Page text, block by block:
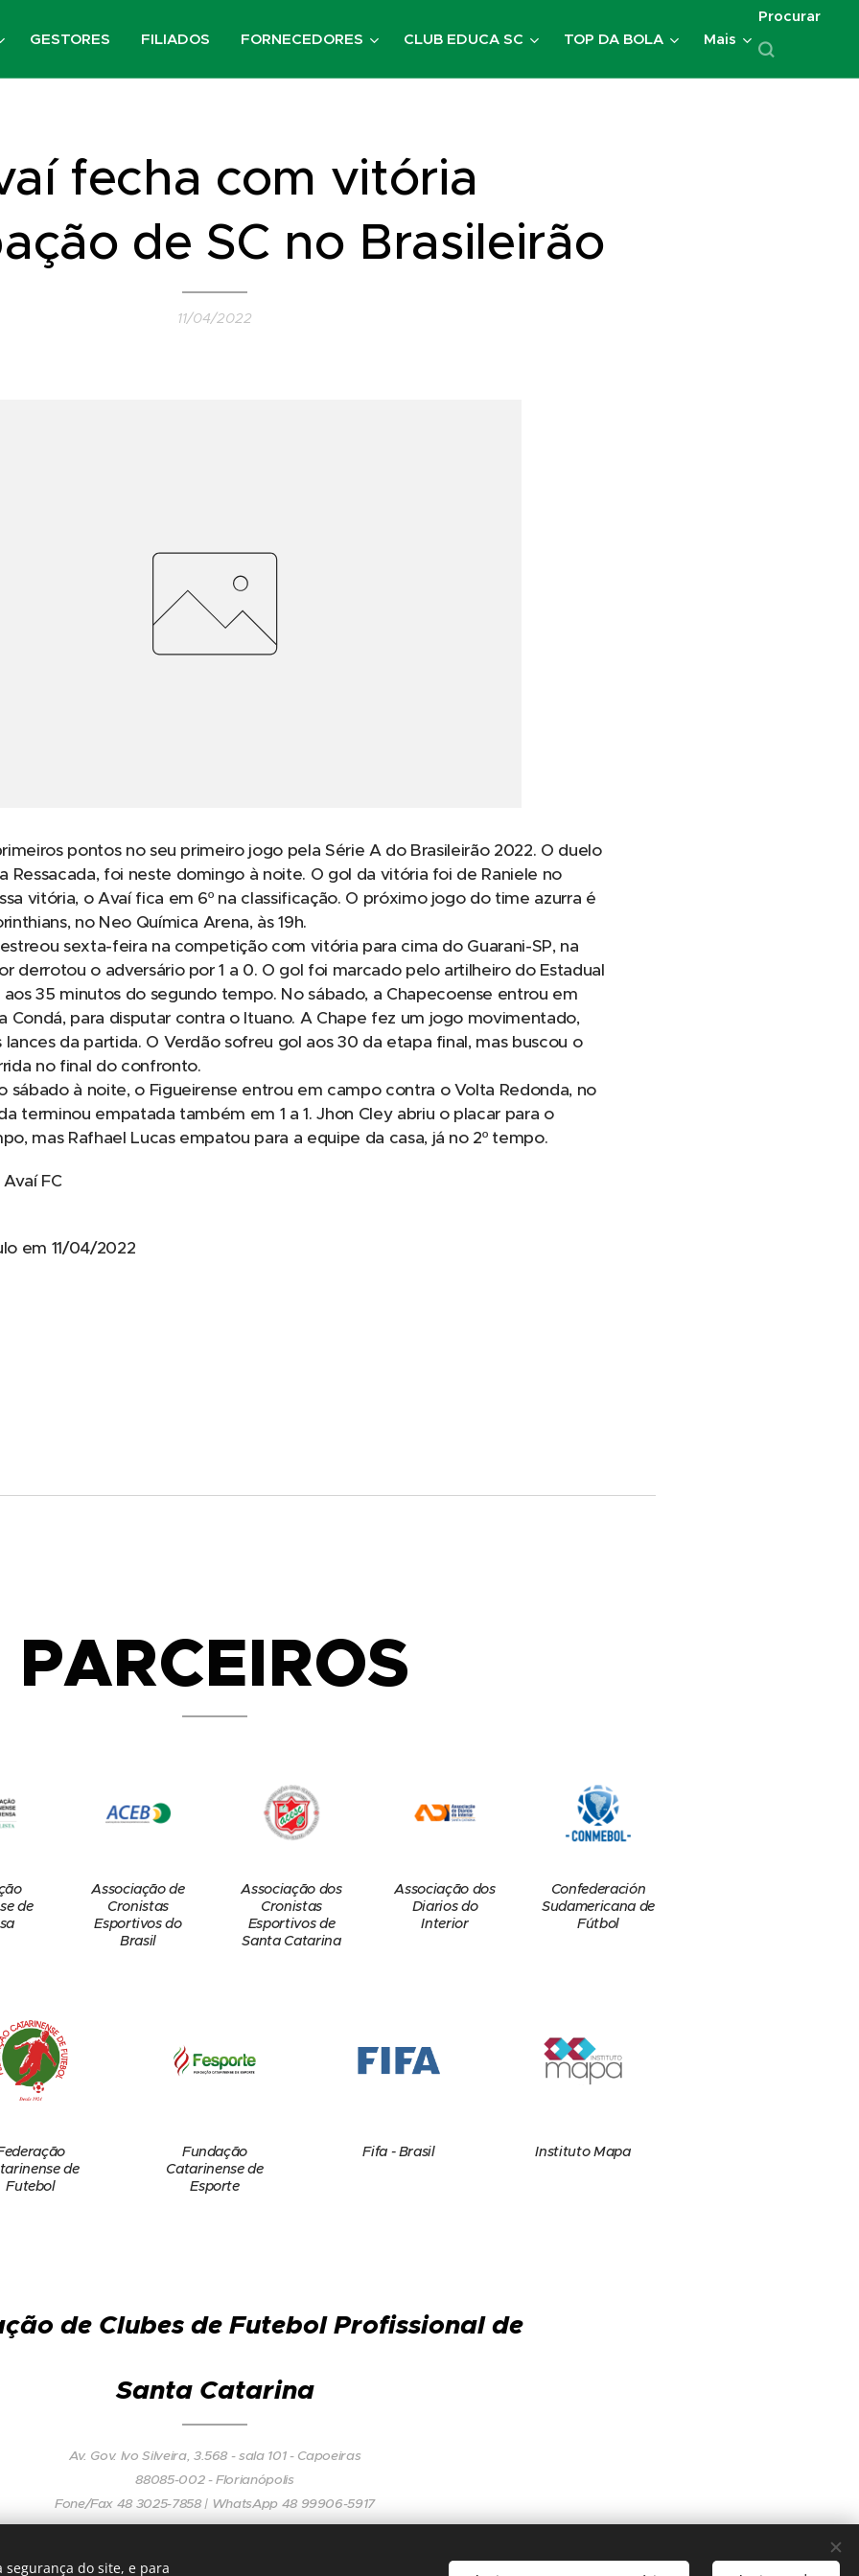
GESTORES FILIADOS FORNECEDORES CLUB EDUCA SC TOP DA BOLA Mais
Procurar
fecha com vitória
de SC no Brasileirão
11/04/2022
pontos no seu primeiro jogo pela Série A do Brasileirão 2022. O duelo
Ressacada, foi neste domingo à noite. O gol da vitória foi de Raniele no
vitória, o Avaí fica em 6º na classificação. O próximo jogo do time azurra é
no Neo Química Arena, às 19h.
sexta-feira na competição com vitória para cima do Guarani-SP, na
derrotou o adversário por 1 a 0. O gol foi marcado pelo artilheiro do Estadual
35 minutos do segundo tempo. No sábado, a Chapecoense entrou em
Condá, para disputar contra o Ituano. A Chape fez um jogo movimentado,
da partida. O Verdão sofreu gol aos 30 da etapa final, mas buscou o
no final do confronto.
sábado à noite, o Figueirense entrou em campo contra o Volta Redonda, no
terminou empatada também em 1 a 1. Jhon Cley abriu o placar para o
mas Rafhael Lucas empatou para a equipe da casa, já no 2º tempo.
FC
em 11/04/2022
PARCEIROS
de
Associação de
Cronistas
Esportivos do
Brasil
Associação dos
Cronistas
Esportivos de
Santa Catarina
Associação dos
Diarios do
Interior
Confederación
Sudamericana de
Fútbol
de
Futebol
Fundação
Catarinense de
Esporte
Fifa - Brasil Instituto Mapa
de Clubes de Futebol Profissional de
Santa Catarina
Av. Gov. Ivo Silveira, 3.568 - sala 101 - Capoeiras
88085-002 - Florianópolis
Fone/Fax 48 3025-7858 | WhatsApp 48 99906-5917
do site, e para